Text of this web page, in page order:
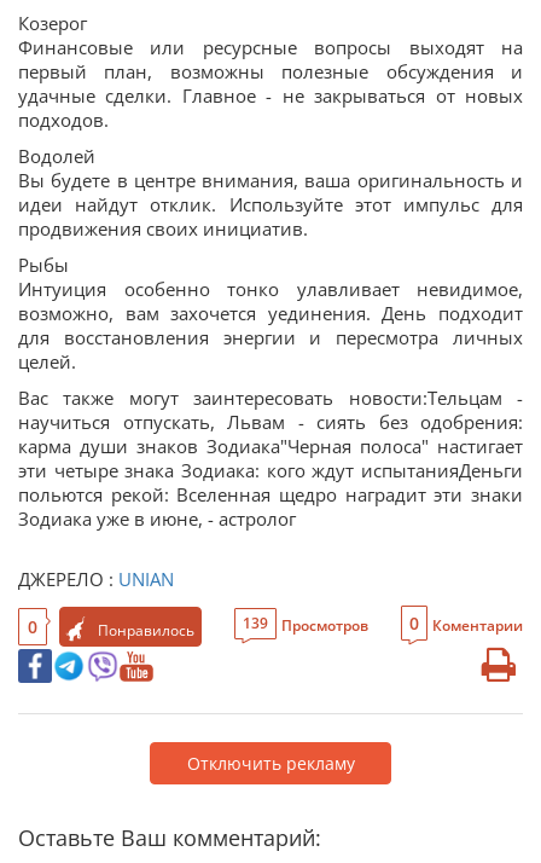
Козерог
Финансовые или ресурсные вопросы выходят на
первый план, возможны полезные обсуждения и
удачные сделки. Главное - не закрываться от новых
подходов.
Водолей
Вы будете в центре внимания, ваша оригинальность и
идеи найдут отклик. Используйте этот импульс для
продвижения своих инициатив.
Рыбы
Интуиция особенно тонко улавливает невидимое,
возможно, вам захочется уединения. День подходит
для восстановления энергии и пересмотра личных
целей.
Вас также могут заинтересовать новости:Тельцам -
научиться отпускать, Львам - сиять без одобрения:
карма души знаков Зодиака"Черная полоса" настигает
эти четыре знака Зодиака: кого ждут испытанияДеньги
польются рекой: Вселенная щедро наградит эти знаки
Зодиака уже в июне, - астролог
ДЖЕРЕЛО : UNIAN
0 Понравилось 139 Просмотров 0 Коментарии
Отключить рекламу
Оставьте Ваш комментарий: